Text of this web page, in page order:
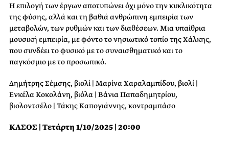
Η επιλογή των έργων αποτυπώνει όχι μόνο την κυκλικότητα
της φύσης, αλλά και τη βαθιά ανθρώπινη εμπειρία των
μεταβολών, των ρυθμών και των διαθέσεων. Μια υπαίθρια
μουσική εμπειρία, με φόντο το νησιωτικό τοπίο της Χάλκης,
που συνδέει το φυσικό με το συναισθηματικό και το
παγκόσμιο με το προσωπικό.
Δημήτρης Σέμσης, βιολί | Μαρίνα Χαραλαμπίδου, βιολί |
Ενκέλα Κοκολάνη, βιόλα | Βάνια Παπαδημητρίου,
βιολοντσέλο | Τάκης Καπογιάννης, κοντραμπάσο
ΚΑΣΟΣ | Τετάρτη 1/10/2025 | 20:00